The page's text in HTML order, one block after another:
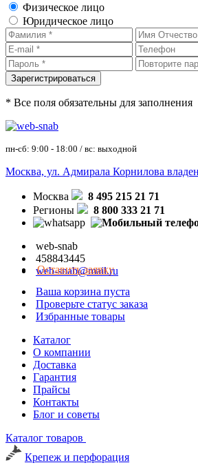
Физическое лицо
Юридическое лицо
* Все поля обязательны для заполнения
пн-сб: 9:00 - 18:00 / вс: выходной
Москва, ул. Адмирала Корнилова
Москва
8 495 215 21 71
Регионы
8 800 333 21 71
web-snab
458843445
web-snab@mail.ru
Оставить заявку
Ваша корзина пуста
Проверьте статус заказа
Избранные товары
Каталог
О компании
Доставка
Гарантия
Прайсы
Контакты
Блог и советы
Каталог товаров
Крепеж и перфорация